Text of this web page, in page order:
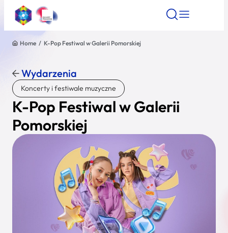
Znajdź atrakcję
Nazwa atrakcji
Miasto
Wyszukaj
Home / K-Pop Festiwal w Galerii Pomorskiej
Wydarzenia
Koncerty i festiwale muzyczne
K-Pop Festiwal w Galerii
Pomorskiej